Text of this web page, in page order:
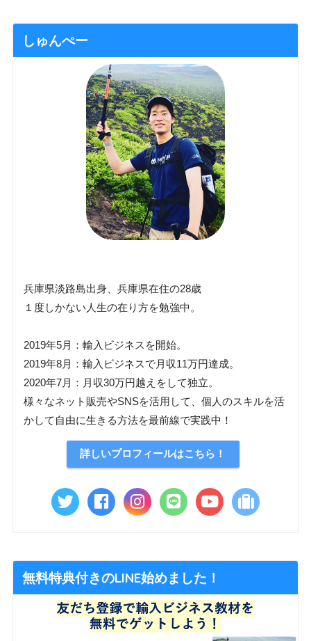
しゅんぺー
兵庫県淡路島出身、兵庫県在住の28歳
１度しかない人生の在り方を勉強中。
2019年5月：輸入ビジネスを開始。
2019年8月：輸入ビジネスで月収11万円達成。
2020年7月：月収30万円越えをして独立。
様々なネット販売やSNSを活用して、個人のスキルを活
かして自由に生きる方法を最前線で実践中！
詳しいプロフィールはこちら！
無料特典付きのLINE始めました！